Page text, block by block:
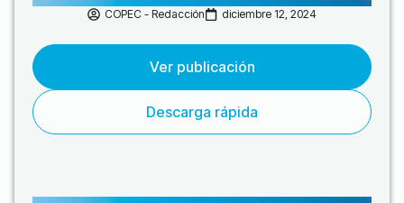
COPEC - Redacción diciembre 12, 2024
Ver publicación
Descarga rápida